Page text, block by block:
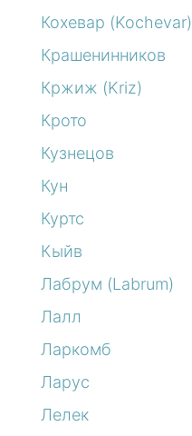
Кохевар (Kochevar)
Крашенинников
Кржиж (Kriz)
Крото
Кузнецов
Кун
Куртс
Кыйв
Лабрум (Labrum)
Лалл
Ларкомб
Ларус
Лелек